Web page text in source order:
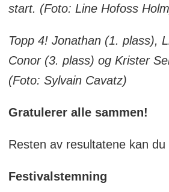
start. (Foto: Line Hofoss
Topp 4! Jonathan (1. plass),
Conor (3. plass) og Krister
(Foto: Sylvain Cavatz)
Gratulerer alle sammen!
Resten av resultatene kan du
Festivalstemning